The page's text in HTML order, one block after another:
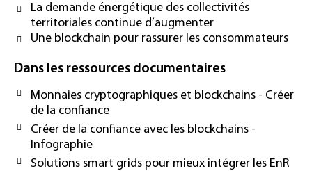
La demande énergétique des collectivités
territoriales continue d’augmenter
Une blockchain pour rassurer les consommateurs
Dans les ressources documentaires
Monnaies cryptographiques et blockchains - Créer
de la confiance
Créer de la confiance avec les blockchains -
Infographie
Solutions smart grids pour mieux intégrer les EnR